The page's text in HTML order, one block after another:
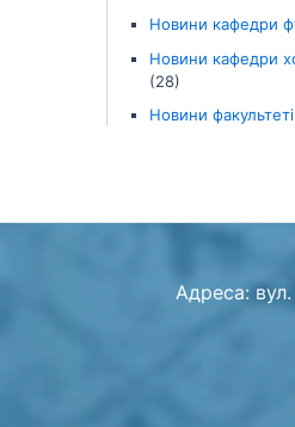
Новини кафедри
Новини кафедри
(28)
Новини
Адреса: